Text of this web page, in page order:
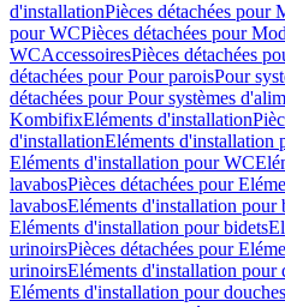
d'installationPièces détachées pour
pour WCPièces détachées pour
WCAccessoiresPièces détachées
détachées pour Pour paroisPour
détachées pour Pour systèmes
KombifixEléments d'installation
d'installationEléments d'installation
Eléments d'installation pour WC
lavabosPièces détachées pour
lavabosEléments d'installation pour
Eléments d'installation pour bidets
urinoirsPièces détachées pour
urinoirsEléments d'installation pour
Eléments d'installation pour douches